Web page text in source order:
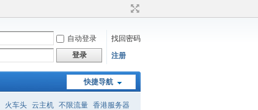
自动登录
找回密码
登录 注册
快捷导航
火车头 云主机 不限流量 香港服务器